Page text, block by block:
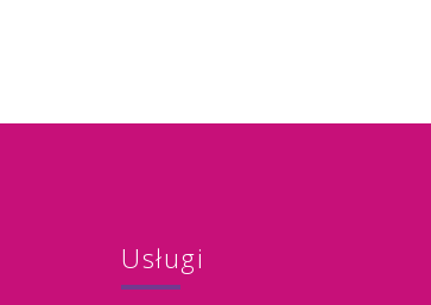
Usługi